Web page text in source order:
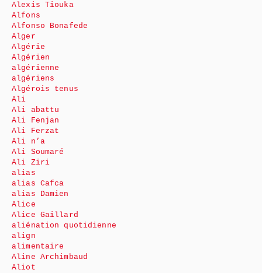
Alexis Tiouka
Alfons
Alfonso Bonafede
Alger
Algérie
Algérien
algérienne
algériens
Algérois tenus
Ali
Ali abattu
Ali Fenjan
Ali Ferzat
Ali n’a
Ali Soumaré
Ali Ziri
alias
alias Cafca
alias Damien
Alice
Alice Gaillard
aliénation quotidienne
align
alimentaire
Aline Archimbaud
Aliot